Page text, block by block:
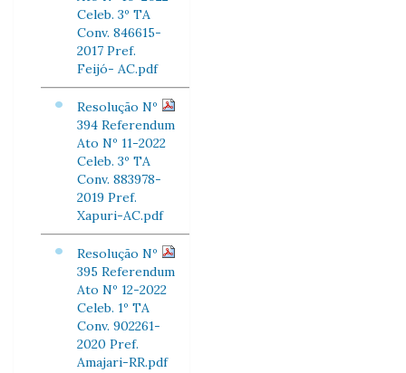
Celeb. 3º TA
Conv. 846615-
2017 Pref.
Feijó- AC.pdf
Resolução Nº
394 Referendum
Ato Nº 11-2022
Celeb. 3º TA
Conv. 883978-
2019 Pref.
Xapuri-AC.pdf
Resolução Nº
395 Referendum
Ato Nº 12-2022
Celeb. 1º TA
Conv. 902261-
2020 Pref.
Amajari-RR.pdf